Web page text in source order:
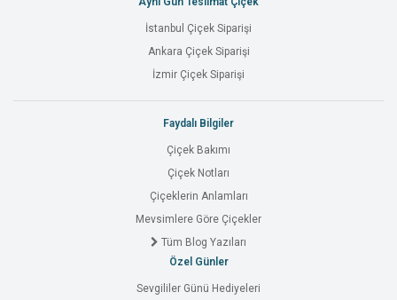
İstanbul Çiçek Siparişi
Ankara Çiçek Siparişi
İzmir Çiçek Siparişi
Faydalı Bilgiler
Çiçek Bakımı
Çiçek Notları
Çiçeklerin Anlamları
Mevsimlere Göre Çiçekler
Tüm Blog Yazıları
Özel Günler
Sevgililer Günü Hediyeleri